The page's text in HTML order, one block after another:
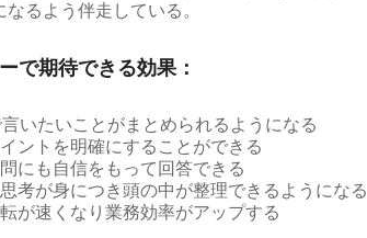
なるよう伴走している。
で期待できる効果：
いたいことがまとめられるようになる
ントを明確にすることができる
にも自信をもって回答できる
考が身につき頭の中が整理できるようになる
が速くなり業務効率がアップする